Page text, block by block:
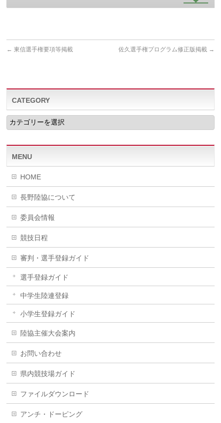
← 東信選手権要項等掲載 佐久選手権プログラム修正版掲載 →
CATEGORY
CATEGORY
MENU
HOME
長野陸協について
委員会情報
競技日程
審判・選手登録ガイド
選手登録ガイド
中学生陸連登録
小学生登録ガイド
陸協主催大会案内
お問い合わせ
県内競技場ガイド
ファイルダウンロード
アンチ・ドーピング